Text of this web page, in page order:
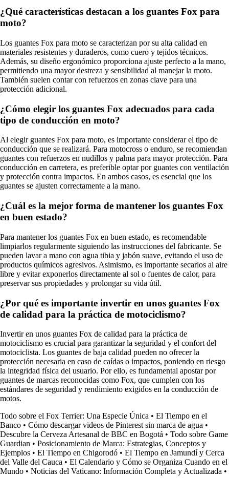
¿Qué características destacan a los guantes Fox para
moto?
Los guantes Fox para moto se caracterizan por su alta calidad en
materiales resistentes y duraderos, como cuero y tejidos técnicos.
Además, su diseño ergonómico proporciona ajuste perfecto a la mano,
permitiendo una mayor destreza y sensibilidad al manejar la moto.
También suelen contar con refuerzos en zonas clave para una
protección adicional.
¿Cómo elegir los guantes Fox adecuados para cada
tipo de conducción en moto?
Al elegir guantes Fox para moto, es importante considerar el tipo de
conducción que se realizará. Para motocross o enduro, se recomiendan
guantes con refuerzos en nudillos y palma para mayor protección. Para
conducción en carretera, es preferible optar por guantes con ventilación
y protección contra impactos. En ambos casos, es esencial que los
guantes se ajusten correctamente a la mano.
¿Cuál es la mejor forma de mantener los guantes Fox
en buen estado?
Para mantener los guantes Fox en buen estado, es recomendable
limpiarlos regularmente siguiendo las instrucciones del fabricante. Se
pueden lavar a mano con agua tibia y jabón suave, evitando el uso de
productos químicos agresivos. Asimismo, es importante secarlos al aire
libre y evitar exponerlos directamente al sol o fuentes de calor, para
preservar sus propiedades y prolongar su vida útil.
¿Por qué es importante invertir en unos guantes Fox
de calidad para la práctica de motociclismo?
Invertir en unos guantes Fox de calidad para la práctica de
motociclismo es crucial para garantizar la seguridad y el confort del
motociclista. Los guantes de baja calidad pueden no ofrecer la
protección necesaria en caso de caídas o impactos, poniendo en riesgo
la integridad física del usuario. Por ello, es fundamental apostar por
guantes de marcas reconocidas como Fox, que cumplen con los
estándares de seguridad y rendimiento exigidos en la conducción de
motos.
Todo sobre el Fox Terrier: Una Especie Única • El Tiempo en el
Banco • Cómo descargar videos de Pinterest sin marca de agua •
Descubre la Cerveza Artesanal de BBC en Bogotá • Todo sobre Game
Guardian • Posicionamiento de Marca: Estrategias, Conceptos y
Ejemplos • El Tiempo en Chigorodó • El Tiempo en Jamundí y Cerca
del Valle del Cauca • El Calendario y Cómo se Organiza Cuando en el
Mundo • Noticias del Vaticano: Información Completa y Actualizada •